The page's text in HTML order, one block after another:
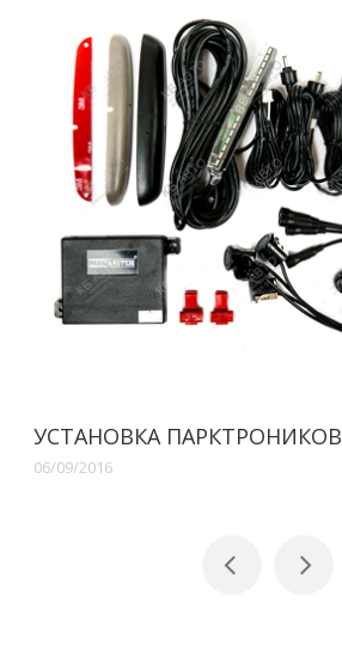
УСТАНОВКА ПАРКТРОНИКОВ
06/09/2016